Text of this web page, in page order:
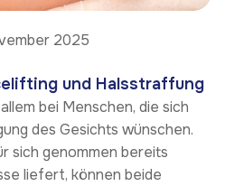
2025
und Halsstraffung
bei Menschen, die sich
des Gesichts wünschen.
sich genommen bereits
liefert, können beide